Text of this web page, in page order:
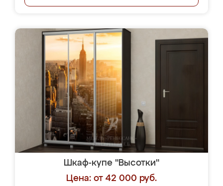
Шкаф-купе "Высотки"
Цена: от 42 000 руб.